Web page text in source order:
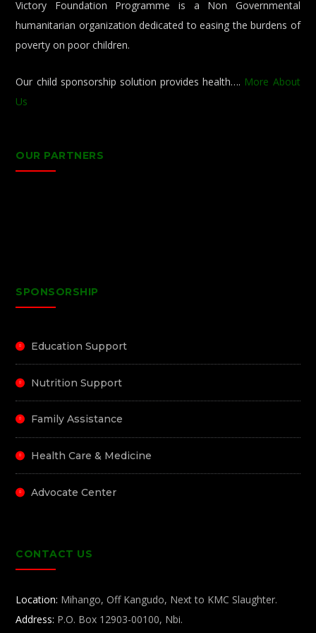
Victory Foundation Programme is a Non Governmental
humanitarian organization dedicated to easing the burdens of
poverty on poor children.
Our child sponsorship solution provides health…. More About
Us
OUR PARTNERS
SPONSORSHIP
Education Support
Nutrition Support
Family Assistance
Health Care & Medicine
Advocate Center
CONTACT US
Location: Mihango, Off Kangudo, Next to KMC Slaughter.
Address: P.O. Box 12903-00100, Nbi.